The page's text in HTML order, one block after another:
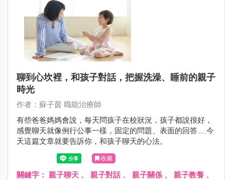
聊到心坎裡，和孩子對話，把握洗澡、睡前的親子
時光
作者：蘇子茵 職能治療師
有些爸爸媽媽會說，每天問孩子在校狀況，孩子都說很好，
感覺聊天就像例行公事一樣，固定的問題、表面的回答……今
天這篇文章就要告訴你，和孩子聊天的心法。
收藏
關鍵字： 親子聊天 、 親子對話、 親子關係 、 親子教養 、